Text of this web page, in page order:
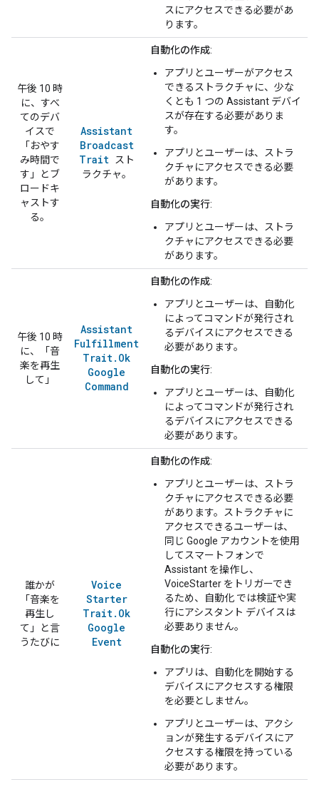
スにアクセスできる必要があ
ります。
午後 10 時
に、すべ
てのデバ
イスで
「おやす
み時間で
す」とブ
ロードキ
ャストす
る。
Assistant
Broadcast
Trait スト
ラクチャ。
自動化の作成:
アプリとユーザーがアクセス
できるストラクチャに、少な
くとも 1 つの Assistant デバイ
スが存在する必要がありま
す。
アプリとユーザーは、ストラ
クチャにアクセスできる必要
があります。
自動化の実行:
アプリとユーザーは、ストラ
クチャにアクセスできる必要
があります。
午後 10 時
に、「音
楽を再生
して」
Assistant
Fulfillment
Trait. Ok
Google
Command
自動化の作成:
アプリとユーザーは、自動化
によってコマンドが発行され
るデバイスにアクセスできる
必要があります。
自動化の実行:
アプリとユーザーは、自動化
によってコマンドが発行され
るデバイスにアクセスできる
必要があります。
誰かが
「音楽を
再生し
て」と言
うたびに
Voice
Starter
Trait. Ok
Google
Event
自動化の作成:
アプリとユーザーは、ストラ
クチャにアクセスできる必要
があります。ストラクチャに
アクセスできるユーザーは、
同じ Google アカウントを使用
してスマートフォンで
Assistant を操作し、
VoiceStarter をトリガーでき
るため、自動化 では検証や実
行にアシスタント デバイスは
必要ありません。
自動化の実行:
アプリは、自動化を開始する
デバイスにアクセスする権限
を必要としません。
アプリとユーザーは、アクシ
ョンが発生するデバイスにア
クセスする権限を持っている
必要があります。